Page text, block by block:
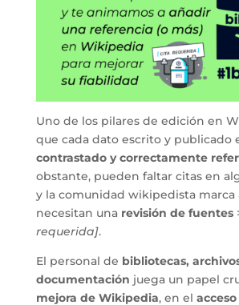
Uno de los pilares de edición en
que cada dato escrito y publicado
contrastado y correctamente
obstante, pueden faltar citas en
y la comunidad wikipedista marca
necesitan una revisión de fuentes
requerida].
El personal de bibliotecas,
documentación juega un papel
mejora de Wikipedia, en el acceso